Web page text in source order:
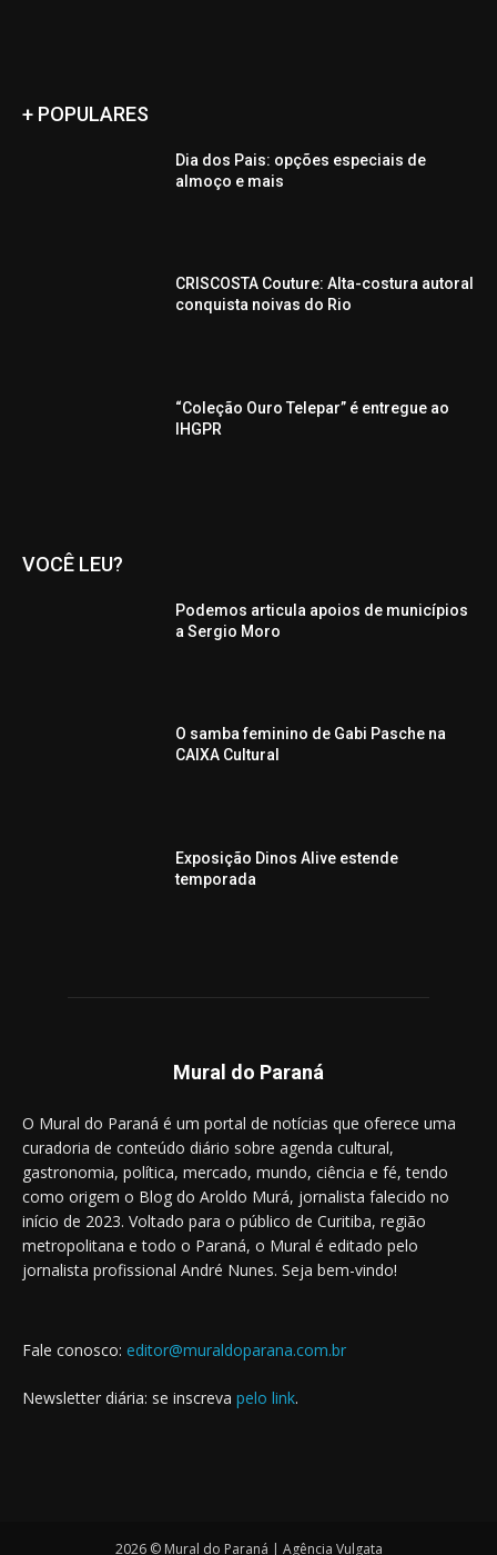
+ POPULARES
Dia dos Pais: opções especiais de
almoço e mais
CRISCOSTA Couture: Alta-costura autoral
conquista noivas do Rio
“Coleção Ouro Telepar” é entregue ao
IHGPR
VOCÊ LEU?
Podemos articula apoios de municípios
a Sergio Moro
O samba feminino de Gabi Pasche na
CAIXA Cultural
Exposição Dinos Alive estende
temporada
Mural do Paraná
O Mural do Paraná é um portal de notícias que oferece uma
curadoria de conteúdo diário sobre agenda cultural,
gastronomia, política, mercado, mundo, ciência e fé, tendo
como origem o Blog do Aroldo Murá, jornalista falecido no
início de 2023. Voltado para o público de Curitiba, região
metropolitana e todo o Paraná, o Mural é editado pelo
jornalista profissional André Nunes. Seja bem-vindo!
Fale conosco: editor@muraldoparana.com.br
Newsletter diária: se inscreva pelo link.
2026 © Mural do Paraná | Agência Vulgata